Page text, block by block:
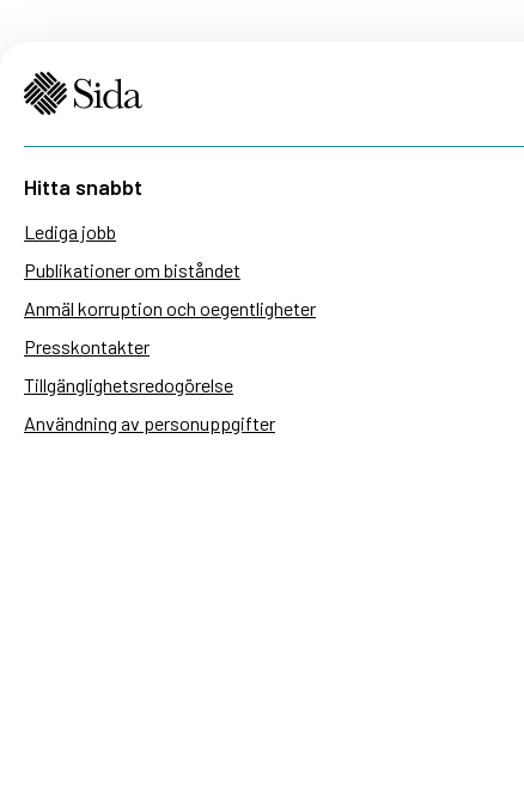
Hitta snabbt
Lediga jobb
Publikationer om biståndet
Anmäl korruption och oegentligheter
Presskontakter
Tillgänglighetsredogörelse
Användning av personuppgifter